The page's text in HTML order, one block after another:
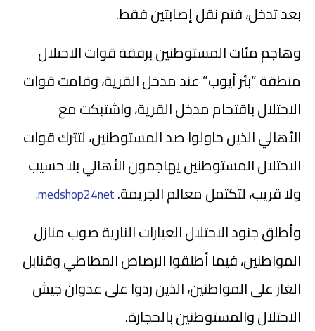
بعد تدخل، فتم نقل إصابتين فقط.
وهاجم مئات المستوطنين برفقة قوات الاحتلال
منطقة “بئر أيوب” عند مدخل القرية، وقامت قوات
الاحتلال باقتحام مدخل القرية، واشتبكت مع
الأهالي الذين حاولوا صد المستوطنين، لتترك قوات
الاحتلال المستوطنين يهاجمون الأهالي بلا حسيب
ولا قريب، لتكتمل معالم الجريمة.medshop24net
.
وأطلق جنود الاحتلال العيارات النارية صوب منازل
المواطنين، فيما أطلقوا الرصاص المطاطي وقنابل
الغاز على المواطنين، الذين ردوا على عدوان جيش
الاحتلال والمستوطنين بالحجارة.